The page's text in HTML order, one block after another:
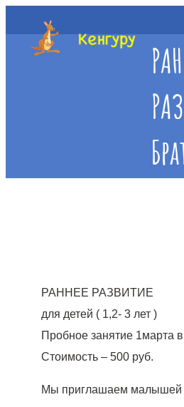
РАННЕЕ РАЗВИТИЕ
для детей ( 1,2- 3 лет )
Пробное занятие 1марта
Стоимость – 500 руб.
Мы приглашаем малышей